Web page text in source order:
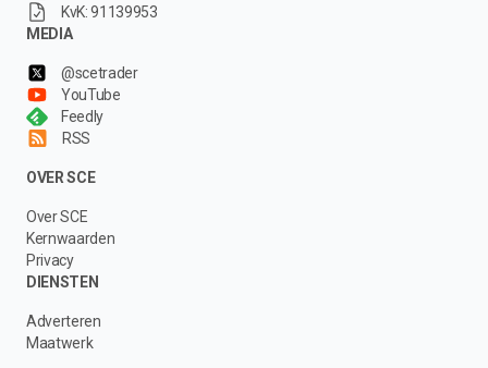
KvK: 91139953
MEDIA
@scetrader
YouTube
Feedly
RSS
OVER SCE
Over SCE
Kernwaarden
Privacy
DIENSTEN
Adverteren
Maatwerk